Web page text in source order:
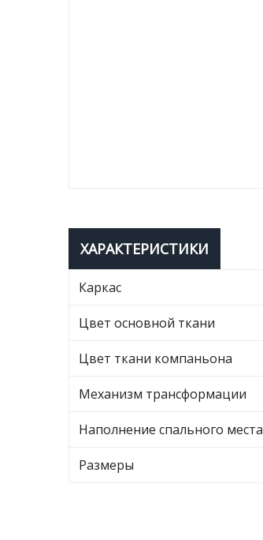
ХАРАКТЕРИСТИКИ
Каркас
Цвет основной ткани
Цвет ткани компаньона
Механизм трансформации
Наполнение спального места
Размеры